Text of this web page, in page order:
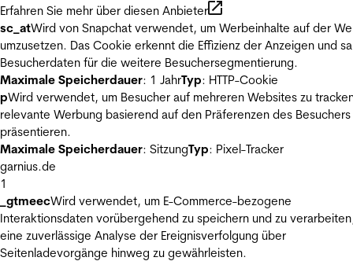
Erfahren Sie mehr über diesen Anbieter
sc_atWird von Snapchat verwendet, um Werbeinhalte auf der
umzusetzen. Das Cookie erkennt die Effizienz der Anzeigen und
Besucherdaten für die weitere Besuchersegmentierung.
Maximale Speicherdauer: 1 JahrTyp: HTTP-Cookie
pWird verwendet, um Besucher auf mehreren Websites zu
relevante Werbung basierend auf den Präferenzen des Besuchers
präsentieren.
Maximale Speicherdauer: SitzungTyp: Pixel-Tracker
garnius.de
1
_gtmeecWird verwendet, um E-Commerce-bezogene
Interaktionsdaten vorübergehend zu speichern und zu
eine zuverlässige Analyse der Ereignisverfolgung über
Seitenladevorgänge hinweg zu gewährleisten.